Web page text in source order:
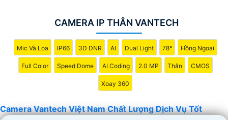
CAMERA IP THÂN VANTECH
Mic Và Loa IP66 3D DNR AI Dual Light 78° Hồng Ngoại
Full Color Speed Dome AI Coding 2.0 MP Thân CMOS
Xoay 360
Camera Vantech Việt Nam Chất Lượng Dịch Vụ Tốt